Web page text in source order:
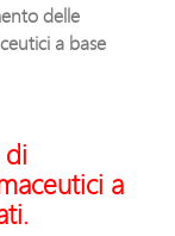
delle
a base
a